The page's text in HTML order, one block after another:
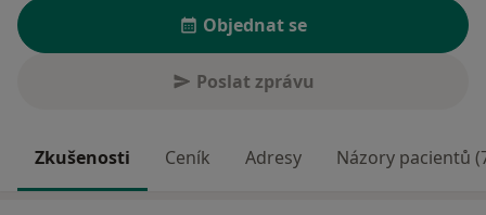
Objednat se
Poslat zprávu
Zkušenosti Ceník Adresy Názory pacientů